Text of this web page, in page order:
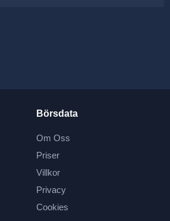
Börsdata
Om Oss
Priser
Villkor
Privacy
Cookies